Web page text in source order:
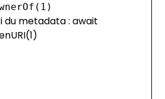
du metadata : await